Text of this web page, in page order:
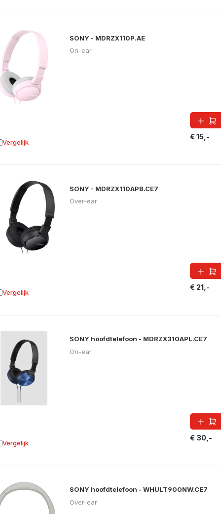
SONY - MDRZX110P.AE
On-ear
€ 15,-
Vergelijk aan vergelijking
SONY - MDRZX110APB.CE7
Over-ear
€ 21,-
Vergelijk aan vergelijking
SONY hoofdtelefoon - MDRZX310APL.CE7
On-ear
€ 30,-
Vergelijk aan vergelijking
SONY hoofdtelefoon - WHULT900NW.CE7
Over-ear